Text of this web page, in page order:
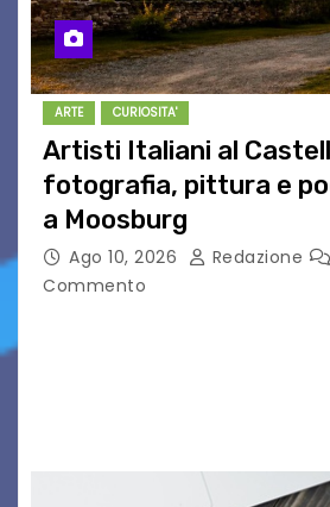
ARTE CURIOSITA'
Artisti Italiani al
fotografia, pittura e
a Moosburg
Ago 10, 2026 Redazione
Commento